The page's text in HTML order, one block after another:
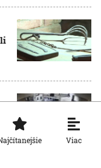
Viac